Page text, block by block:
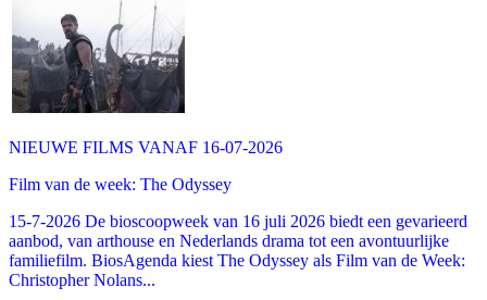
NIEUWE FILMS VANAF 16-07-2026
Film van de week: The Odyssey
15-7-2026 De bioscoopweek van 16 juli 2026 biedt een gevarieerd
aanbod, van arthouse en Nederlands drama tot een avontuurlijke
familiefilm. BiosAgenda kiest The Odyssey als Film van de Week:
Christopher Nolans...